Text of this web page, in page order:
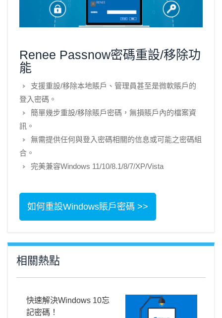
Renee Passnow密碼重設/移除功
能
支援重設/移除本地賬戶、管理員甚至是微軟賬戶的
登入密碼。
簡單幾步重設/移除賬戶密碼，無損賬戶內的檔案資
訊。
無需提供任何與登入密碼相關的信息或可能之密碼組
合。
完美兼容Windows 11/10/8.1/8/7/XP/Vista
如何重設Windows賬戶密碼 >>
相關熱點
快速解決Windows 10忘
記密碼！